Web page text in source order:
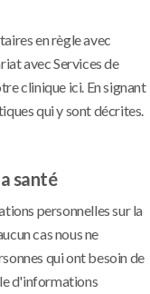
en règle avec
avec Services de
clinique ici. En signant
qui y sont décrites.
santé
personnelles sur la
cas nous ne
qui ont besoin de
d'informations